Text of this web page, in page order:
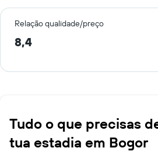
Relação qualidade/preço
8,4
Tudo o que precisas
tua estadia em Bogor